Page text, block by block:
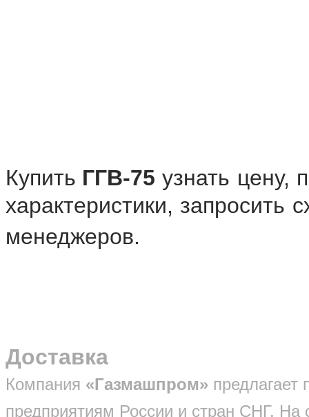
Купить ГГВ-75 узнать цену,
характеристики,
менеджеров.
Доставка
Компания «Газмашпром» предлагает
предприятиям России и стран СНГ.